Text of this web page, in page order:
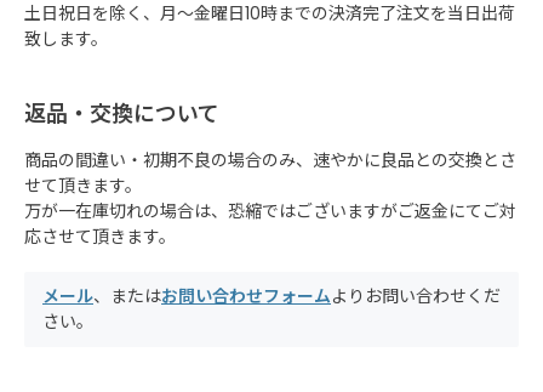
土日祝日を除く、月～金曜日10時までの決済完了注文を当日出荷
致します。
返品・交換について
商品の間違い・初期不良の場合のみ、速やかに良品との交換とさ
せて頂きます。
万が一在庫切れの場合は、恐縮ではございますがご返金にてご対
応させて頂きます。
メール、またはお問い合わせフォームよりお問い合わせくだ
さい。